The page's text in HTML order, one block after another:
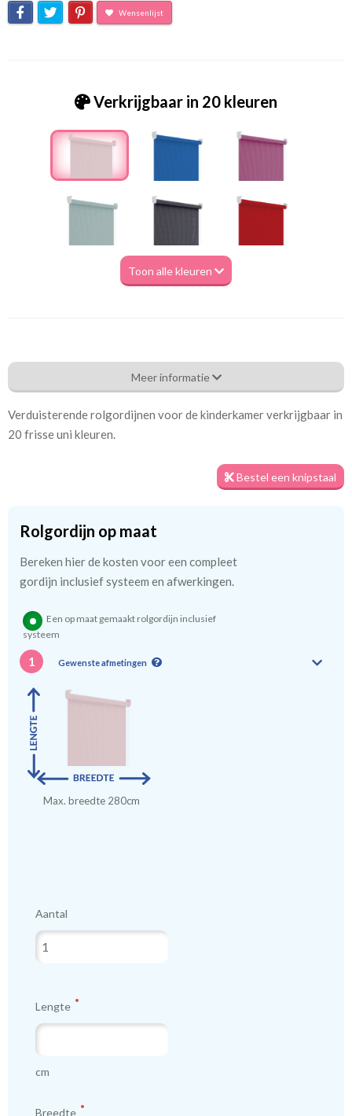
Wensenlijst
Verkrijgbaar in 20 kleuren
Toon alle kleuren
Ms_ 6265 roze
Eigenschappen gordijnstof
Artikelnummer
200 cm
We hebben bijna alle stoffen op voorraad, bestel daarom gerust
Zo weet u precies met welke kleur en kwaliteit uw gordijnen
worden gemaakt.
kindergordijnen voeren: een verschil van dag en nacht!
Meer informatie
Verduisterende rolgordijnen voor de kinderkamer verkrijgbaar in
20 frisse uni kleuren.
Bestel een knipstaal
Rolgordijn op maat
Bereken hier de kosten voor een compleet
gordijn inclusief systeem en afwerkingen.
Een op maat gemaakt rolgordijn inclusief
systeem
1 Gewenste afmetingen
Max. breedte 280cm
Aantal
Lengte
cm
Breedte